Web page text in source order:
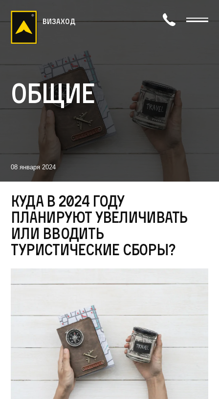
визаход
Общие
08 января 2024
Куда в 2024 году
планируют увеличивать
или вводить
туристические сборы?